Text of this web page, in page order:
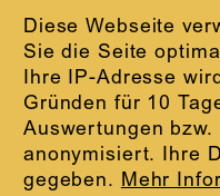
Diese Webseite
Sie die Seite
Ihre IP-Adresse
Gründen für 10
Auswertungen
anonymisiert. Ihre
gegeben. Mehr
IMPRESSUM
DATENSCHUTZ
AGB
KONTAKT
ABO-LOGIN
PRESSE